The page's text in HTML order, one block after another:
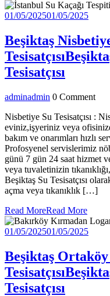
01/05/202501/05/2025
Beşiktaş
Tesisatçısı
Tesisatçısı
adminadmin 0 Comment
Nisbetiye Su Tesisatçısı :
eviniz,işyeriniz veya
bakım ve onarımları hızlı
Profosyenel servislerimiz
günü 7 gün 24 saat hizmet
veya tuvaletinizin
Beşiktaş Su Tesisatçısı
açma veya tıkanıklık […]
Read MoreRead More
01/05/202501/05/2025
Beşiktaş
Tesisatçısı
Tesisatçısı